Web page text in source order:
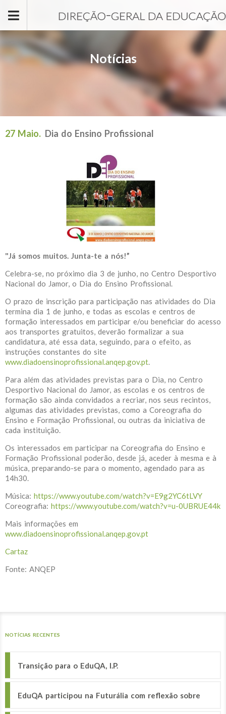
Notícias
27 Maio. Dia do Ensino Profissional
"Já somos muitos. Junta-te a nós!”
Celebra-se, no próximo dia 3 de junho, no Centro Desportivo
Nacional do Jamor, o Dia do Ensino Profissional.
O prazo de inscrição para participação nas atividades do Dia
termina dia 1 de junho, e todas as escolas e centros de
formação interessados em participar e/ou beneficiar do acesso
aos transportes gratuitos, deverão formalizar a sua
candidatura, até essa data, seguindo, para o efeito, as
instruções constantes do site
www.diadoensinoprofissional.anqep.gov.pt.
Para além das atividades previstas para o Dia, no Centro
Desportivo Nacional do Jamor, as escolas e os centros de
formação são ainda convidados a recriar, nos seus recintos,
algumas das atividades previstas, como a Coreografia do
Ensino e Formação Profissional, ou outras da iniciativa de
cada instituição.
Os interessados em participar na Coreografia do Ensino e
Formação Profissional poderão, desde já, aceder à mesma e à
música, preparando-se para o momento, agendado para as
14h30.
Música: https://www.youtube.com/watch?v=E9g2YC6tLVY
Coreografia: https://www.youtube.com/watch?v=u-0UBRUE44k
Mais informações em
www.diadoensinoprofissional.anqep.gov.pt
Cartaz
Fonte: ANQEP
NOTÍCIAS RECENTES
Transição para o EduQA, I.P.
EduQA participou na Futurália com reflexão sobre